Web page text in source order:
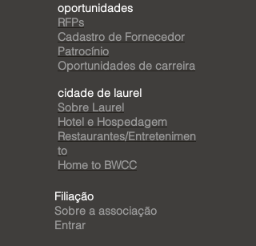
oportunidades
RFPs
Cadastro de Fornecedor
Patrocínio
Oportunidades de carreira
cidade de laurel
Sobre Laurel
Hotel e Hospedagem
Restaurantes/Entretenimen
to
Home to BWCC
Filiação
Sobre a associação
Entrar